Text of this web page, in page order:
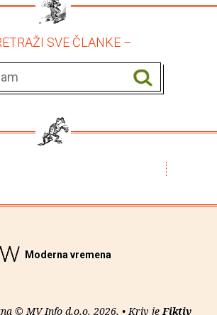
SVE ČLANKE –
Moderna vremena
© MV Info d.o.o. 2026. • Kriv jeFiktiv